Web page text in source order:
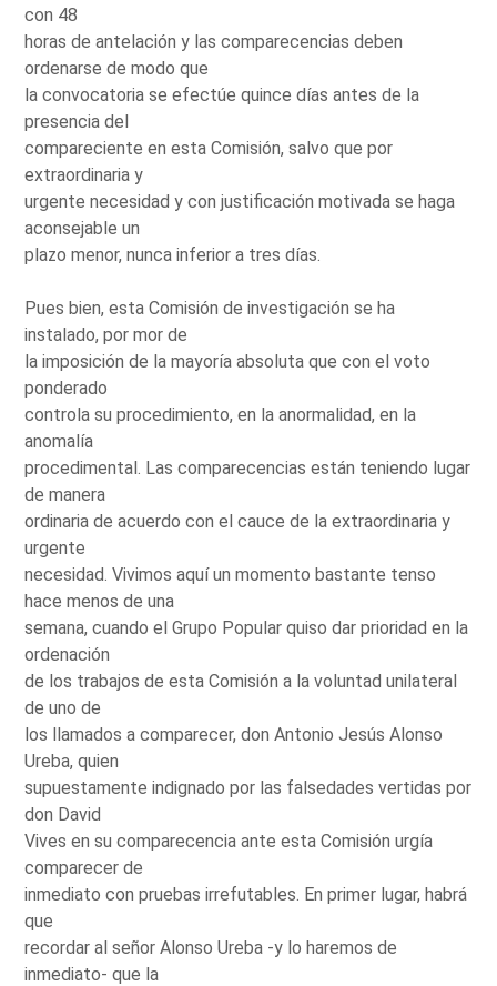
con 48
horas de antelación y las comparecencias deben
ordenarse de modo que
la convocatoria se efectúe quince días antes de la
presencia del
compareciente en esta Comisión, salvo que por
extraordinaria y
urgente necesidad y con justificación motivada se haga
aconsejable un
plazo menor, nunca inferior a tres días.
Pues bien, esta Comisión de investigación se ha
instalado, por mor de
la imposición de la mayoría absoluta que con el voto
ponderado
controla su procedimiento, en la anormalidad, en la
anomalía
procedimental. Las comparecencias están teniendo lugar
de manera
ordinaria de acuerdo con el cauce de la extraordinaria y
urgente
necesidad. Vivimos aquí un momento bastante tenso
hace menos de una
semana, cuando el Grupo Popular quiso dar prioridad en la
ordenación
de los trabajos de esta Comisión a la voluntad unilateral
de uno de
los llamados a comparecer, don Antonio Jesús Alonso
Ureba, quien
supuestamente indignado por las falsedades vertidas por
don David
Vives en su comparecencia ante esta Comisión urgía
comparecer de
inmediato con pruebas irrefutables. En primer lugar, habrá
que
recordar al señor Alonso Ureba -y lo haremos de
inmediato- que la